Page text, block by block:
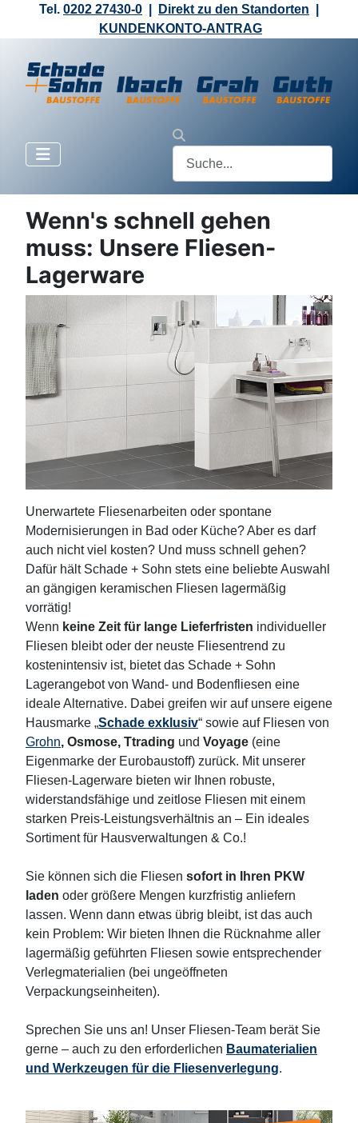
Tel. 0202 27430-0 Direkt zu den Standorten
KUNDENKONTO-ANTRAG
Wenn's schnell gehen
muss: Unsere Fliesen-
Lagerware
Unerwartete Fliesenarbeiten oder spontane
Modernisierungen in Bad oder Küche? Aber es darf
auch nicht viel kosten? Und muss schnell gehen?
Dafür hält Schade + Sohn stets eine beliebte Auswahl
an gängigen keramischen Fliesen lagermäßig
vorrätig!
Wenn keine Zeit für lange Lieferfristen individueller
Fliesen bleibt oder der neuste Fliesentrend zu
kostenintensiv ist, bietet das Schade + Sohn
Lagerangebot von Wand- und Bodenfliesen eine
ideale Alternative. Dabei greifen wir auf unsere eigene
Hausmarke „Schade exklusiv“ sowie auf Fliesen von
Grohn, Osmose, Ttrading und Voyage (eine
Eigenmarke der Eurobaustoff) zurück. Mit unserer
Fliesen-Lagerware bieten wir Ihnen robuste,
widerstandsfähige und zeitlose Fliesen mit einem
starken Preis-Leistungsverhältnis an – Ein ideales
Sortiment für Hausverwaltungen & Co.!
Sie können sich die Fliesen sofort in Ihren PKW
laden oder größere Mengen kurzfristig anliefern
lassen. Wenn dann etwas übrig bleibt, ist das auch
kein Problem: Wir bieten Ihnen die Rücknahme aller
lagermäßig geführten Fliesen sowie entsprechender
Verlegmaterialien (bei ungeöffneten
Verpackungseinheiten).
Sprechen Sie uns an! Unser Fliesen-Team berät Sie
gerne – auch zu den erforderlichen Baumaterialien
und Werkzeugen für die Fliesenverlegung.